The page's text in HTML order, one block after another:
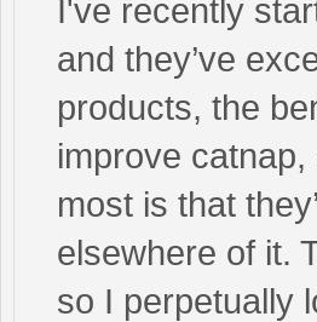
I've recently
and they’ve
products, the
improve
most is that
elsewhere of it.
so I perpetually